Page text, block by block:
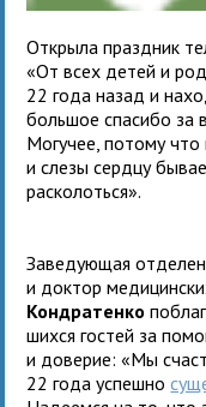
Открыла празд­ник
«От всех детей и
22 года назад и
боль­шое спа­сибо за
Могучее, потому
и слезы сердцу
рас­ко­лоться».
Заведующая
и док­тор
Кондратенко
шихся гостей за
и дове­рие: «Мы
22 года успешно